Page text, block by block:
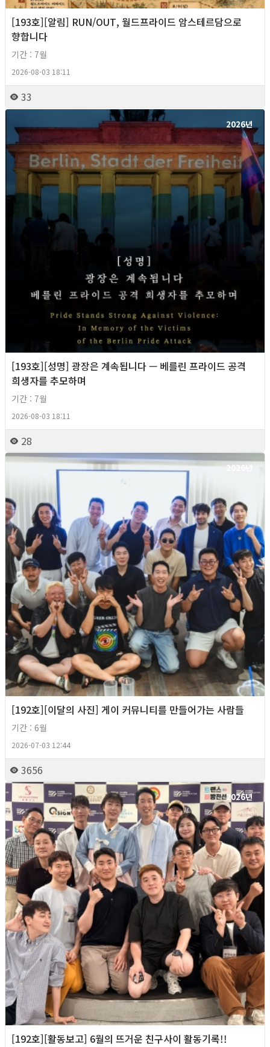
[193호][알림] RUN/OUT, 월드프라이드 암스테르담으로
향합니다
기간 : 7월
2026-08-03 18:11
33
2026년
[193호][성명] 광장은 계속됩니다 — 베를린 프라이드 공격
희생자를 추모하며
기간 : 7월
2026-08-03 18:11
28
2026년
[192호][이달의 사진] 게이 커뮤니티를 만들어가는 사람들
기간 : 6월
2026-07-03 12:44
3656
2026년
[192호][활동보고] 6월의 뜨거운 친구사이 활동기록!!